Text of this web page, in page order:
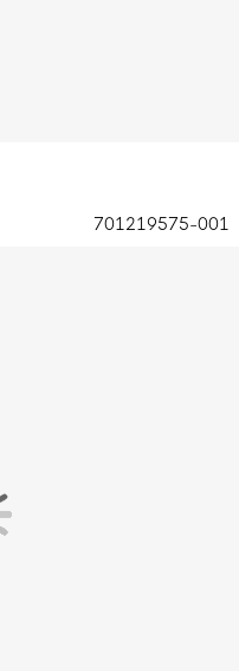
701219575-001